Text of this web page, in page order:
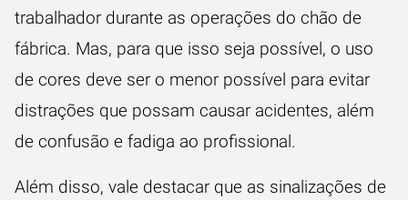
trabalhador durante as operações do chão de
fábrica. Mas, para que isso seja possível, o uso
de cores deve ser o menor possível para evitar
distrações que possam causar acidentes, além
de confusão e fadiga ao profissional.
Além disso, vale destacar que as sinalizações de